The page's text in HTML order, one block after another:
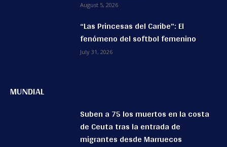
August 5, 2026
“Las Princesas del Caribe”: El
fenómeno del softbol femenino
July 31, 2026
MUNDIAL
Suben a 75 los muertos en la costa
de Ceuta tras la entrada de
migrantes desde Marruecos